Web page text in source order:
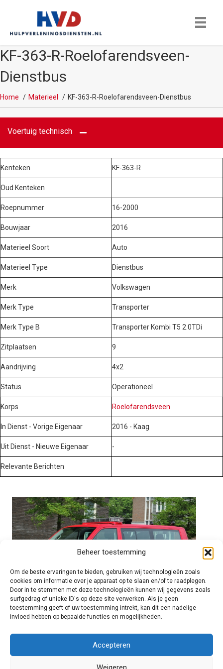
Beheer toestemming
Om de beste ervaringen te bieden, gebruiken wij technologieën zoals
cookies om informatie over je apparaat op te slaan en/of te raadplegen.
Door in te stemmen met deze technologieën kunnen wij gegevens zoals
surfgedrag of unieke ID's op deze site verwerken. Als je geen
toestemming geeft of uw toestemming intrekt, kan dit een nadelige
invloed hebben op bepaalde functies en mogelijkheden.
Accepteren
KF-363-R-Roelofarendsveen-
Dienstbus
Home Materieel KF-363-R-Roelofarendsveen-Dienstbus
Voertuig technisch
Kenteken KF-363-R
Oud Kenteken
Roepnummer 16-2000
Bouwjaar 2016
Materieel Soort Auto
Materieel Type Dienstbus
Merk Volkswagen
Merk Type Transporter
Merk Type B Transporter Kombi T5 2.0TDi
Zitplaatsen 9
Aandrijving 4x2
Status Operationeel
Korps Roelofarendsveen
In Dienst - Vorige Eigenaar 2016 - Kaag
Uit Dienst - Nieuwe Eigenaar -
Relevante Berichten